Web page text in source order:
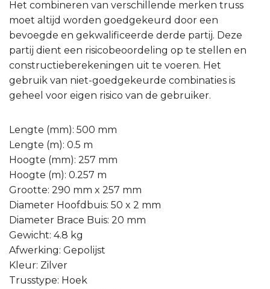
Het combineren van verschillende merken truss
moet altijd worden goedgekeurd door een
bevoegde en gekwalificeerde derde partij. Deze
partij dient een risicobeoordeling op te stellen en
constructieberekeningen uit te voeren. Het
gebruik van niet-goedgekeurde combinaties is
geheel voor eigen risico van de gebruiker.
Lengte (mm): 500 mm
Lengte (m): 0.5 m
Hoogte (mm): 257 mm
Hoogte (m): 0.257 m
Grootte: 290 mm x 257 mm
Diameter Hoofdbuis: 50 x 2 mm
Diameter Brace Buis: 20 mm
Gewicht: 4.8 kg
Afwerking: Gepolijst
Kleur: Zilver
Trusstype: Hoek